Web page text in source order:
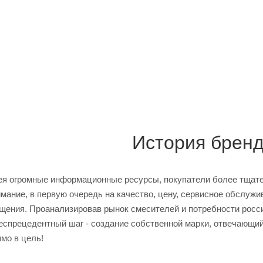
История
огромные информационные ресурсы, покупатели более
в первую очередь на качество, цену, сервисное
Проанализировав рынок смесителей и потребности
шаг - создание собственной марки,
в цель!